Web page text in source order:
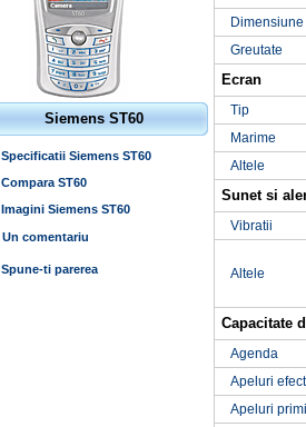
Siemens ST60
Specificatii Siemens ST60
Compara ST60
Imagini Siemens ST60
Un comentariu
Spune-ti parerea
Dimensiune
Greutate
Ecran
Tip
Marime
Altele
Sunet si
Vibratii
Altele
Capacitate
Agenda
Apeluri
Apeluri